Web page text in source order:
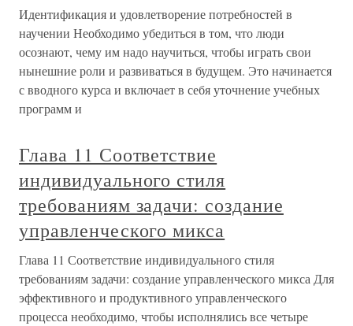
Идентификация и удовлетворение потребностей в
научении Необходимо убедиться в том, что люди
осознают, чему им надо научиться, чтобы играть свои
нынешние роли и развиваться в будущем. Это начинается
с вводного курса и включает в себя уточнение учебных
программ и
Глава 11 Соответствие
индивидуального стиля
требованиям задачи: создание
управленческого микса
Глава 11 Соответствие индивидуального стиля
требованиям задачи: создание управленческого микса Для
эффективного и продуктивного управленческого
процесса необходимо, чтобы исполнялись все четыре